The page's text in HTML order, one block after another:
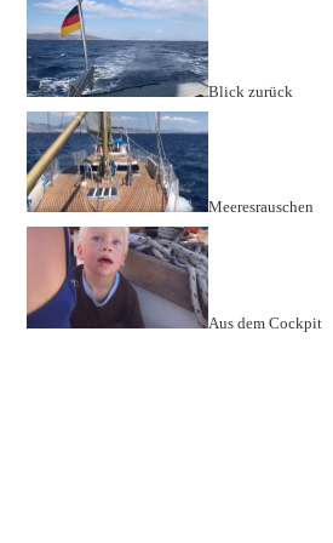
Blick zurück
Meeresrauschen
Aus dem Cockpit